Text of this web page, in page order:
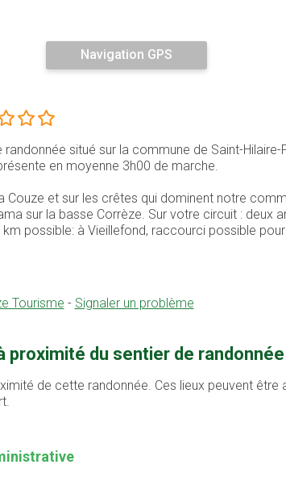
Navigation GPS
situé sur la commune de Saint-
en moyenne 3h00 de marche.
Couze et sur les crêtes qui dominent notre
sur la basse Corrèze. Sur votre circuit : deux
possible: à Vieillefond, raccourci possible
Tourisme - Signaler un problème
proximité du sentier de
de cette randonnée. Ces lieux peuvent